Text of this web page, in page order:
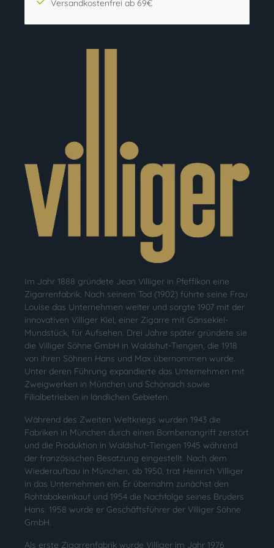
Versandkostenfrei ab 69€
Im Jahr 1888 gründete Jean Villiger in Pfeffikon eine
Zigarrenfabrik. Nach seinem Tod (1902) führte seine Frau
Louise das Unternehmen weiter und sorgte 1907 mit der
innovativen Villiger Kiel, einer Zigarre mit Gänsekiel-
Mundstück, für Aufsehen. Drei Jahre später gründete sie
die Villiger Söhne GmbH in Waldshut-Tiengen, die 1918
von ihren Söhnen Hans und Max übernommen wurde.
Unter deren Führung expandierte das Unternehmen mit
Zweigwerken in München und Schönaich sowie
Filialbetrieben in ländlichen Gebieten.
Während des Zweiten Weltkriegs wurden 1943 die
Fabriken in München durch einen Bombenangriff zerstört
und die Produktion in Waldshut-Tiengen 1945 während
der französischen Besatzung eingestellt. Nach dem
Wiederaufbau in München, ab 1950, trat Heinrich Villiger
in das Unternehmen ein. Er übernahm zunächst den
Rohtabakeinkauf und 1954 die Nachfolge seines Bruders
Hans. 1958 wurde er Geschäftsführer der Villiger Söhne
GmbH.
Als erste Zigarrenfabrik wurde Villiger im Jahr 1976